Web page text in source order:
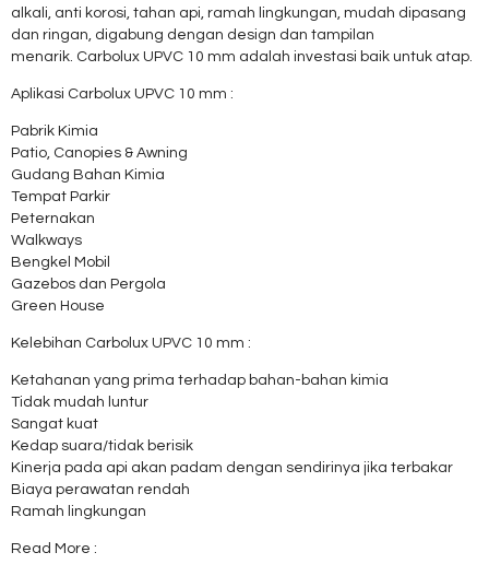
alkali, anti korosi, tahan api, ramah lingkungan, mudah dipasang
dan ringan, digabung dengan design dan tampilan
menarik. Carbolux UPVC 10 mm adalah investasi baik untuk atap.
Aplikasi Carbolux UPVC 10 mm :
Pabrik Kimia
Patio, Canopies & Awning
Gudang Bahan Kimia
Tempat Parkir
Peternakan
Walkways
Bengkel Mobil
Gazebos dan Pergola
Green House
Kelebihan Carbolux UPVC 10 mm :
Ketahanan yang prima terhadap bahan-bahan kimia
Tidak mudah luntur
Sangat kuat
Kedap suara/tidak berisik
Kinerja pada api akan padam dengan sendirinya jika terbakar
Biaya perawatan rendah
Ramah lingkungan
Read More :